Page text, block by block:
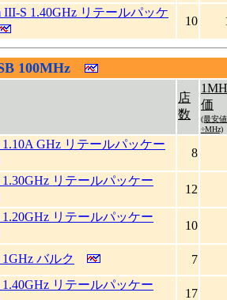
III-S 1.40GHz リテールパッケ
10
100MHz
店
数
価
(最安値
÷MHz)
1.10A GHz リテールパッケー
8
1.30GHz リテールパッケー
12
1.20GHz リテールパッケー
10
1GHz バルク
7
1.40GHz リテールパッケー
17